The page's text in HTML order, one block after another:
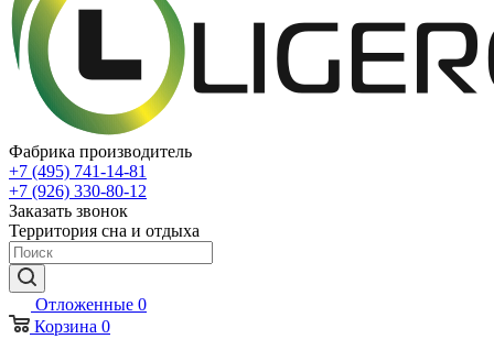
Фабрика производитель
+7 (495) 741-14-81
+7 (926) 330-80-12
Заказать звонок
Территория сна и отдыха
Отложенные 0
Корзина 0